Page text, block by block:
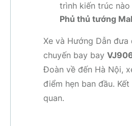
trình kiến trúc
Phủ thủ tướng
Xe và Hướng Dẫn
chuyến bay bay
Đoàn về đến Hà Nội,
điểm hẹn ban đầu.
quan.